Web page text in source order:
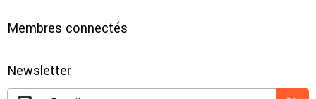
Membres connectés
Newsletter